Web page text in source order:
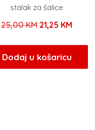
stalak za šalice
25,00KM Izvorna
bila
je:
21,25 KM
21,25
Dodaj u košaricu